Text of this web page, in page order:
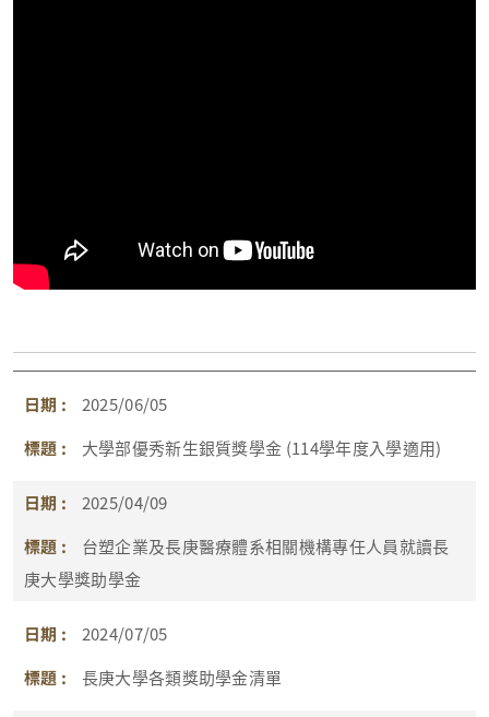
2025/06/05
大學部優秀新生銀質獎學金 (114學年度入學適用)
2025/04/09
台塑企業及長庚醫療體系相關機構專任人員就讀長
庚大學獎助學金
2024/07/05
長庚大學各類獎助學金清單